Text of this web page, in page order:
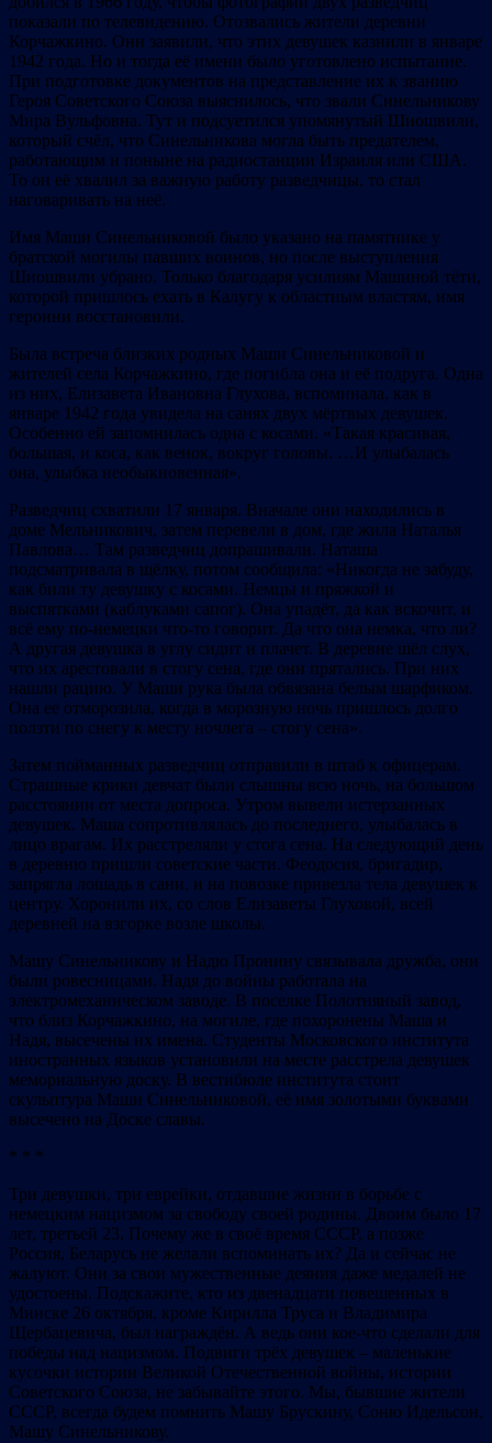
показали по телевидению. Отозвались жители деревни
Корчажкино. Они заявили, что этих девушек казнили в январе
1942 года. Но и тогда её имени было уготовлено испытание.
При подготовке документов на представление их к званию
Героя Советского Союза выяснилось, что звали Синельникову
Мира Вульфовна. Тут и подсуетился упомянутый Шиошвили,
который счёл, что Синельникова могла быть предателем,
работающим и поныне на радиостанции Израиля или США.
То он её хвалил за важную работу разведчицы, то стал
наговаривать на неё.
Имя Маши Синельниковой было указано на памятнике у
братской могилы павших воинов, но после выступления
Шиошвили убрано. Только благодаря усилиям Машиной тёти,
которой пришлось ехать в Калугу к областным властям, имя
героини восстановили.
Была встреча близких родных Маши Синельниковой и
жителей села Корчажкино, где погибла она и её подруга. Одна
из них, Елизавета Ивановна Глухова, вспоминала, как в
январе 1942 года увидела на санях двух мёртвых девушек.
Особенно ей запомнилась одна с косами. «Такая красивая,
большая, и коса, как венок, вокруг головы. …И улыбалась
она, улыбка необыкновенная».
Разведчиц схватили 17 января. Вначале они находились в
доме Мельникович, затем перевели в дом, где жила Наталья
Павлова… Там разведчиц допрашивали. Наташа
подсматривала в щёлку, потом сообщила: «Никогда не забуду,
как били ту девушку с косами. Немцы и пряжкой и
выспятками (каблуками сапог). Она упадёт, да как вскочит, и
всё ему по-немецки что-то говорит. Да что она немка, что ли?
А другая девушка в углу сидит и плачет. В деревне шёл слух,
что их арестовали в стогу сена, где они прятались. При них
нашли рацию. У Маши рука была обвязана белым шарфиком.
Она ее отморозила, когда в морозную ночь пришлось долго
ползти по снегу к месту ночлега – стогу сена».
Затем пойманных разведчиц отправили в штаб к офицерам.
Страшные крики девчат были слышны всю ночь, на большом
расстоянии от места допроса. Утром вывели истерзанных
девушек. Маша сопротивлялась до последнего, улыбалась в
лицо врагам. Их расстреляли у стога сена. На следующий день
в деревню пришли советские части. Феодосия, бригадир,
запрягла лошадь в сани, и на повозке привезла тела девушек к
центру. Хоронили их, со слов Елизаветы Глуховой, всей
деревней на взгорке возле школы.
Машу Синельникову и Надю Пронину связывала дружба, они
были ровесницами. Надя до войны работала на
электромеханическом заводе. В поселке Полотняный завод,
что близ Корчажкино, на могиле, где похоронены Маша и
Надя, высечены их имена. Студенты Московского института
иностранных языков установили на месте расстрела девушек
мемориальную доску. В вестибюле института стоит
скульптура Маши Синельниковой, её имя золотыми буквами
высечено на Доске славы.
* * *
Три девушки, три еврейки, отдавшие жизни в борьбе с
немецким нацизмом за свободу своей родины. Двоим было 17
лет, третьей 23. Почему же в своё время СССР, а позже
Россия, Беларусь не желали вспоминать их? Да и сейчас не
жалуют. Они за свои мужественные деяния даже медалей не
удостоены. Подскажите, кто из двенадцати повешенных в
Минске 26 октября, кроме Кирилла Труса и Владимира
Щербацевича, был награждён. А ведь они кое-что сделали для
победы над нацизмом. Подвиги трёх девушек – маленькие
кусочки истории Великой Отечественной войны, истории
Советского Союза, не забывайте этого. Мы, бывшие жители
СССР, всегда будем помнить Машу Брускину, Соню Идельсон,
Машу Синельникову.